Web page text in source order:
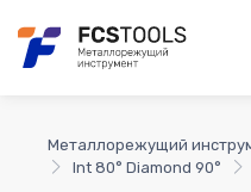
Металлорежущий
Int 80° Diamond 90°